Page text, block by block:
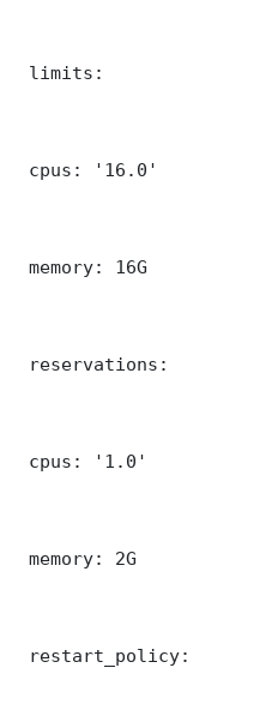
limits:
cpus: '16.0'
memory: 16G
reservations:
cpus: '1.0'
memory: 2G
restart_policy: